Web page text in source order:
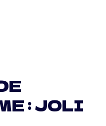
: JOLI